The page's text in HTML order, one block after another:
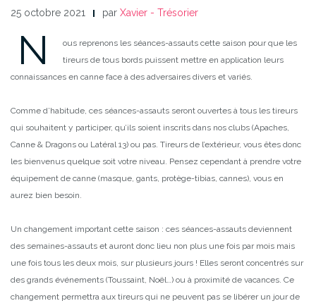
25 octobre 2021 par Xavier - Trésorier
N
ous reprenons les séances-assauts cette saison pour que les
tireurs de tous bords puissent mettre en application leurs
connaissances en canne face à des adversaires divers et variés.
Comme d’habitude, ces séances-assauts seront ouvertes à tous les tireurs
qui souhaitent y participer, qu’ils soient inscrits dans nos clubs (Apaches,
Canne & Dragons ou Latéral 13) ou pas. Tireurs de l’extérieur, vous êtes donc
les bienvenus quelque soit votre niveau. Pensez cependant à prendre votre
équipement de canne (masque, gants, protège-tibias, cannes), vous en
aurez bien besoin.
Un changement important cette saison : ces séances-assauts deviennent
des semaines-assauts et auront donc lieu non plus une fois par mois mais
une fois tous les deux mois, sur plusieurs jours ! Elles seront concentrés sur
des grands événements (Toussaint, Noël…) ou à proximité de vacances. Ce
changement permettra aux tireurs qui ne peuvent pas se libérer un jour de